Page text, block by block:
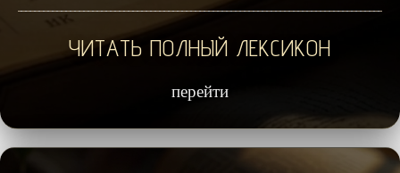
ЧИТАТЬ ПОЛНЫЙ ЛЕКСИКОН
перейти